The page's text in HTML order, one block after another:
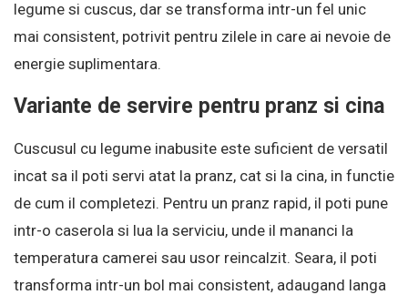
legume si cuscus, dar se transforma intr-un fel unic
mai consistent, potrivit pentru zilele in care ai nevoie de
energie suplimentara.
Variante de servire pentru pranz si cina
Cuscusul cu legume inabusite este suficient de versatil
incat sa il poti servi atat la pranz, cat si la cina, in functie
de cum il completezi. Pentru un pranz rapid, il poti pune
intr-o caserola si lua la serviciu, unde il mananci la
temperatura camerei sau usor reincalzit. Seara, il poti
transforma intr-un bol mai consistent, adaugand langa